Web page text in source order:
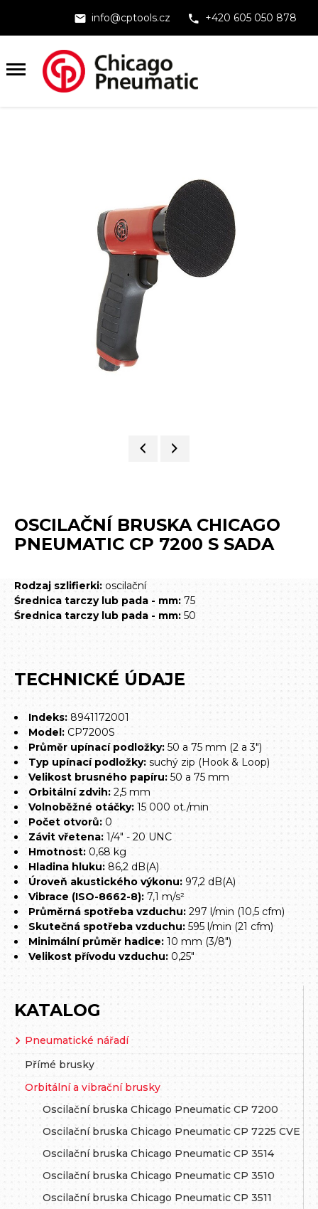
info@cptools.cz +420 605 050 878
OSCILAČNÍ BRUSKA CHICAGO
PNEUMATIC CP 7200 S SADA
Rodzaj szlifierki: oscilační
Średnica tarczy lub pada - mm: 75
Średnica tarczy lub pada - mm: 50
TECHNICKÉ ÚDAJE
Indeks: 8941172001
Model: CP7200S
Průměr upínací podložky: 50 a 75 mm (2 a 3")
Typ upínací podložky: suchý zip (Hook & Loop)
Velikost brusného papíru: 50 a 75 mm
Orbitální zdvih: 2,5 mm
Volnoběžné otáčky: 15 000 ot./min
Počet otvorů: 0
Závit vřetena: 1/4" - 20 UNC
Hmotnost: 0,68 kg
Hladina hluku: 86,2 dB(A)
Úroveň akustického výkonu: 97,2 dB(A)
Vibrace (ISO-8662-8): 7,1 m/s²
Průměrná spotřeba vzduchu: 297 l/min (10,5 cfm)
Skutečná spotřeba vzduchu: 595 l/min (21 cfm)
Minimální průměr hadice: 10 mm (3/8")
Velikost přívodu vzduchu: 0,25"
KATALOG
Pneumatické nářadí
Přímé brusky
Orbitální a vibrační brusky
Oscilační bruska Chicago Pneumatic CP 7200
Oscilační bruska Chicago Pneumatic CP 7225 CVE
Oscilační bruska Chicago Pneumatic CP 3514
Oscilační bruska Chicago Pneumatic CP 3510
Oscilační bruska Chicago Pneumatic CP 3511